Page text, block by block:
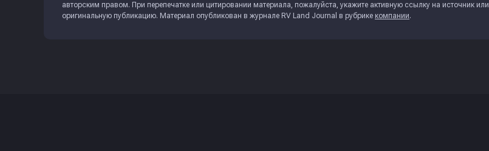
авторским правом. При перепечатке или цитировании материала, пожалуйста, укажите активную ссылку на источник или
оригинальную публикацию. Материал опубликован в журнале RV Land Journal в рубрике компании.